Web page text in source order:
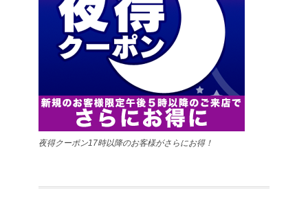
夜得クーポン17時以降のお客様がさらにお得！